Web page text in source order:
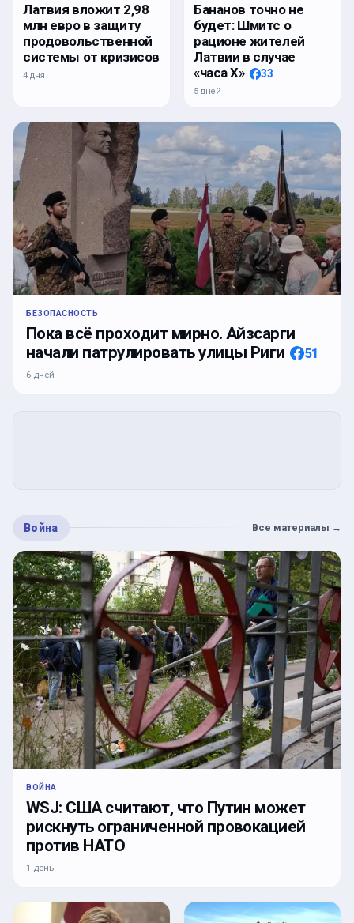
Латвия вложит 2,98
млн евро в защиту
продовольственной
системы от кризисов
4 дня
Бананов точно не
будет: Шмитс о
рационе жителей
Латвии в случае
«часа Х»
33
5 дней
БЕЗОПАСНОСТЬ
Пока всё проходит мирно. Айзсарги
начали патрулировать улицы Риги
51
6 дней
Война Все материалы →
ВОЙНА
WSJ: США считают, что Путин может
рискнуть ограниченной провокацией
против НАТО
1 день